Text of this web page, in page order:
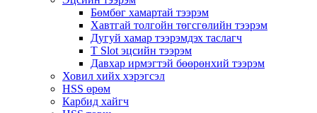
Бөмбөг хамартай тээрэм
Хавтгай толгойн төгсгөлийн тээрэм
Дугуй хамар тээрэмдэх таслагч
T Slot эцсийн тээрэм
Давхар ирмэгтэй бөөрөнхий тээрэм
Ховил хийх хэрэгсэл
HSS өрөм
Карбид хайгч